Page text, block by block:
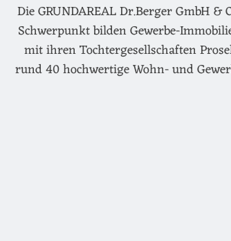
Die GRUNDAREAL Dr.Berger GmbH
Schwerpunkt bilden Gewerbe-
mit ihren Tochtergesellschaften
rund 40 hochwertige Wohn- und